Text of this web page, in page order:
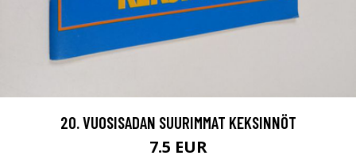
20. VUOSISADAN SUURIMMAT KEKSINNÖT
7.5 EUR